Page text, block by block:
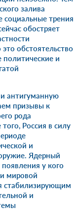
залива
социальные трения
обостряет
обстоятельство
и
антигуманную
призывы к
рода
Россия в силу
и
Ядерный
у кого
мировой
стабилизирующим
и